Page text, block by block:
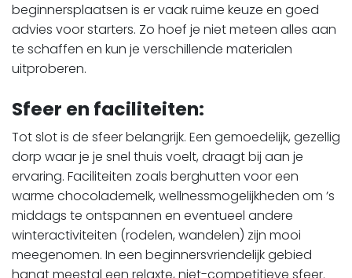
beginnersplaatsen is er vaak ruime keuze en goed
advies voor starters. Zo hoef je niet meteen alles aan
te schaffen en kun je verschillende materialen
uitproberen.
Sfeer en faciliteiten:
Tot slot is de sfeer belangrijk. Een gemoedelijk, gezellig
dorp waar je je snel thuis voelt, draagt bij aan je
ervaring. Faciliteiten zoals berghutten voor een
warme chocolademelk, wellnessmogelijkheden om ’s
middags te ontspannen en eventueel andere
winteractiviteiten (rodelen, wandelen) zijn mooi
meegenomen. In een beginnersvriendelijk gebied